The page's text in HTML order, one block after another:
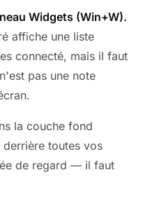
Widgets (Win+W).
affiche une liste
connecté, mais il faut
pas une note
la couche fond
toutes vos
de regard — il faut